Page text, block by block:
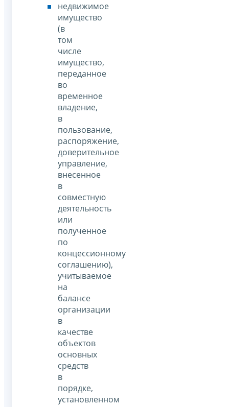
недвижимое
имущество
(в
том
числе
имущество,
переданное
во
временное
владение,
в
пользование,
распоряжение,
доверительное
управление,
внесенное
в
совместную
деятельность
или
полученное
по
концессионному
соглашению),
учитываемое
на
балансе
организации
в
качестве
объектов
основных
средств
в
порядке,
установленном